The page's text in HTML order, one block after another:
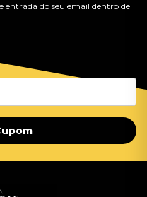
entrada do seu email dentro de